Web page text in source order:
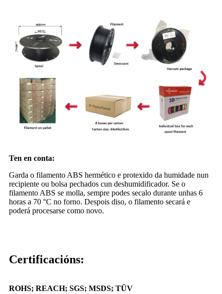
Ten en conta:
Garda o filamento ABS hermético e protexido da humidade nun
recipiente ou bolsa pechados cun deshumidificador. Se o
filamento ABS se molla, sempre podes secalo durante unhas 6
horas a 70 °C no forno. Despois diso, o filamento secará e
poderá procesarse como novo.
Certificacións:
ROHS; REACH; SGS; MSDS; TÜV